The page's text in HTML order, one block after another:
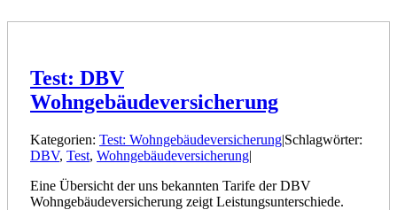
Test: DBV
Wohngebäudeversicherung
Kategorien: Test: Wohngebäudeversicherung|Schlagwörter:
DBV, Test, Wohngebäudeversicherung|
Eine Übersicht der uns bekannten Tarife der DBV
Wohngebäudeversicherung zeigt Leistungsunterschiede.